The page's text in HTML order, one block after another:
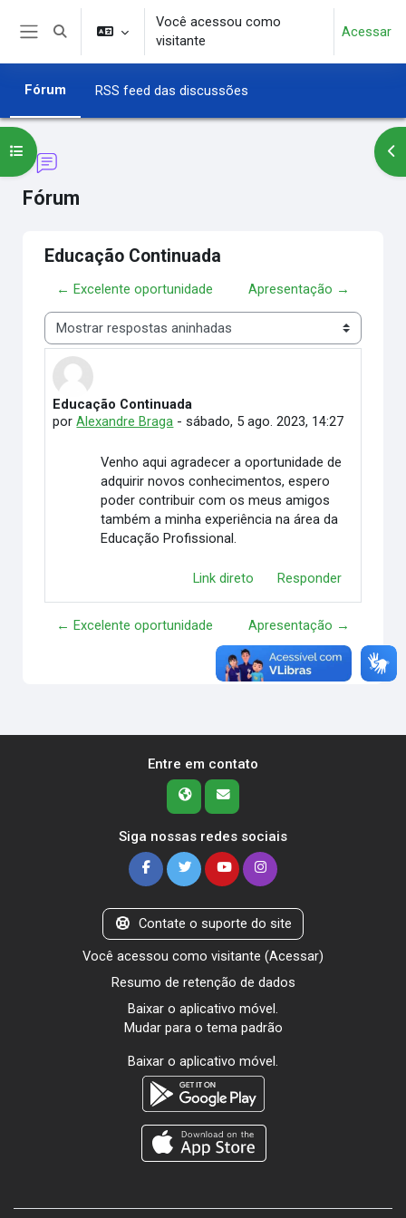
Ir para o conteúdo principal
Alternar entrada de pesquisa
Você acessou como
visitante
Acessar
Fórum RSS feed das discussões
Fórum
Abrir índice do curso
Educação Continuada
← Excelente oportunidade Apresentação →
Modo de visualização
Educação Continuada
porAlexandre Braga -sábado, 5 ago. 2023, 14:27
Número de respostas: 0
Venho aqui agradecer a oportunidade de
adquirir novos conhecimentos, espero
poder contribuir com os meus amigos
também a minha experiência na área da
Educação Profissional.
Link direto Responder
← Excelente oportunidade Apresentação →
Entre em contato
Siga nossas redes sociais
Contate o suporte do site
Você acessou como visitante (Acessar)
Resumo de retenção de dados
Baixar o aplicativo móvel.
Mudar para o tema padrão
Baixar o aplicativo móvel.